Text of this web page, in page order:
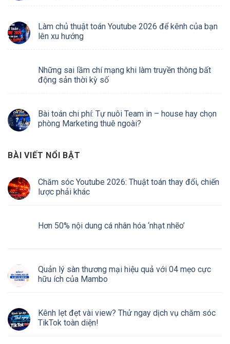
Làm chủ thuật toán Youtube 2026 để kênh của bạn
lên xu hướng
Những sai lầm chí mạng khi làm truyền thông bất
động sản thời kỳ số
Bài toán chi phí: Tự nuôi Team in – house hay chọn
phòng Marketing thuê ngoài?
BÀI VIẾT NỔI BẬT
Chăm sóc Youtube 2026: Thuật toán thay đổi, chiến
lược phải khác
Hơn 50% nội dung cá nhân hóa ‘nhạt nhẽo’
Quản lý sàn thương mại hiệu quả với 04 mẹo cực
hữu ích của Mambo
Kênh lẹt đẹt vài view? Thử ngay dịch vụ chăm sóc
TikTok toàn diện!